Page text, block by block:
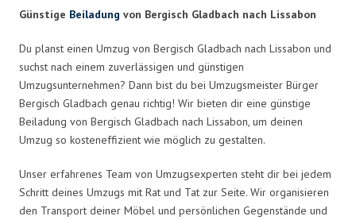
Günstige Beiladung von Bergisch Gladbach nach Lissabon
Du planst einen Umzug von Bergisch Gladbach nach Lissabon und
suchst nach einem zuverlässigen und günstigen
Umzugsunternehmen? Dann bist du bei Umzugsmeister Bürger
Bergisch Gladbach genau richtig! Wir bieten dir eine günstige
Beiladung von Bergisch Gladbach nach Lissabon, um deinen
Umzug so kosteneffizient wie möglich zu gestalten.
Unser erfahrenes Team von Umzugsexperten steht dir bei jedem
Schritt deines Umzugs mit Rat und Tat zur Seite. Wir organisieren
den Transport deiner Möbel und persönlichen Gegenstände und